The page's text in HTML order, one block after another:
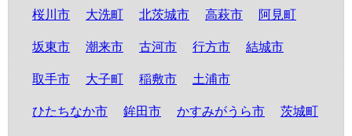
桜川市 大洗町 北茨城市 高萩市 阿見町
坂東市 潮来市 古河市 行方市 結城市
取手市 大子町 稲敷市 土浦市
ひたちなか市 鉾田市 かすみがうら市 茨城町